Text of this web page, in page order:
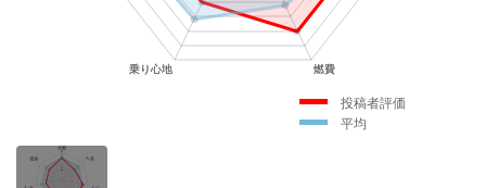
投稿者評価
平均